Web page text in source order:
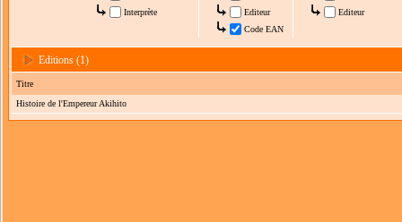
Interprète
Editeur
Code EAN
Editeur
Editions (1)
Titre
Histoire de l'Empereur Akihito